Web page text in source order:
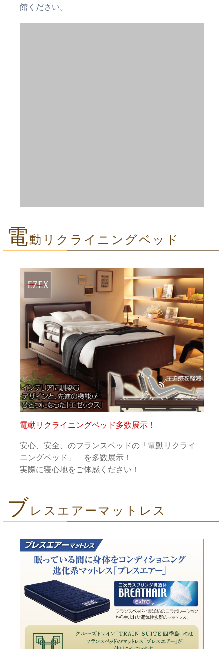
館ください。
電動リクライニングベッド
電動リクライニングベッド多数展示！
安心、安全、のフランスベッドの「電動リクライ
ニングベッド」 を多数展示！
実際に寝心地をご体感ください！
ブ レスエアーマットレス